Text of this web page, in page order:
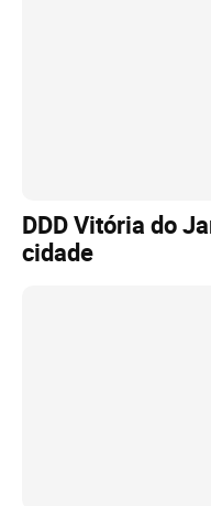
DDD Vitória do
cidade